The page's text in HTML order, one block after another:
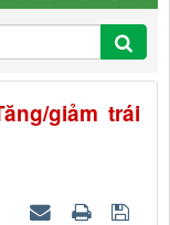
giảm trái